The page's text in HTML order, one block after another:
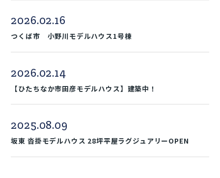
2026.02.16
つくば市 小野川モデルハウス1号棟
2026.02.14
【ひたちなか市田彦モデルハウス】建築中！
2025.08.09
坂東 沓掛モデルハウス 28坪平屋ラグジュアリーOPEN